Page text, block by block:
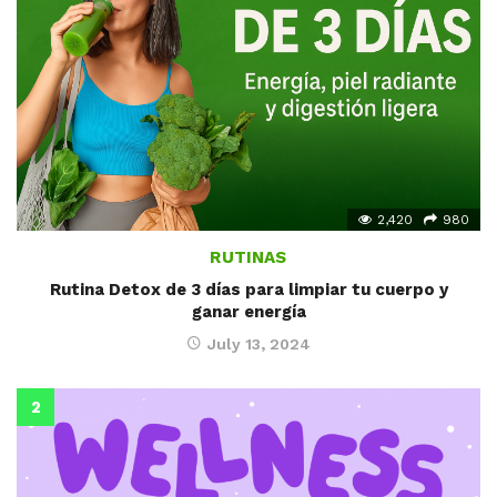
2,420 980
RUTINAS
Rutina Detox de 3 días para limpiar tu cuerpo y
ganar energía
July 13, 2024